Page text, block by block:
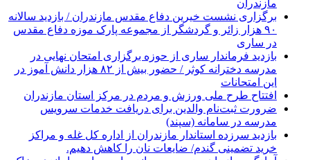
مازندران
برگزاری نشست خیرین دفاع مقدس مازندران / بازدید سالانه
۹۰ هزار زائر و گردشگر از مجموعه پارک موزه دفاع مقدس
در ساری
بازدید فرماندار ساری از حوزه برگزاری امتحان نهایی در
مدرسه دخترانه کوثر / حضور بیش از ۸۲ هزار دانش آموز در
این امتحانات
افتتاح طرح ملی ورزش و مردم در مرکز استان مازندران
ضرورت ثبت‌نام والدین برای دریافت خدمات سرویس
مدرسه در سامانه (سپند)
بازدید سرزده استاندار مازندران از اداره کل غله و مراکز
خرید تضمینی گندم/ ضایعات نان را کاهش دهیم.